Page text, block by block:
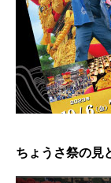
ちょうさ祭の見